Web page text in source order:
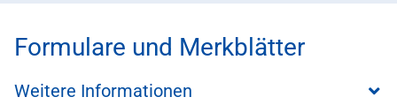
Formulare und Merkblätter
Weitere Informationen